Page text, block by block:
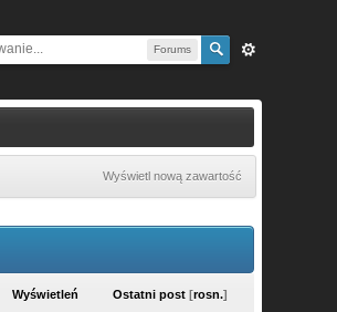
Forums
Wyświetl nową zawartość
Wyświetleń Ostatni post [rosn.]